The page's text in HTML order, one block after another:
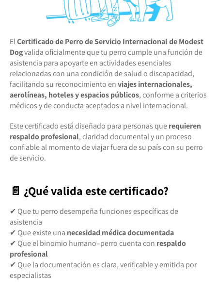
ElCertificado de Perro de Servicio Internacional de Modest
Dogvalida oficialmente que tu perro cumple una función de
asistencia para apoyarte en actividades esenciales
relacionadas con una condición de salud o discapacidad,
facilitando su reconocimiento enviajes internacionales,
aerolíneas, hoteles y espacios públicos, conforme a criterios
médicos y de conducta aceptados a nivel internacional.
Este certificado está diseñado para personas querequieren
respaldo profesional, claridad documental y un proceso
confiable al momento de viajar fuera de su país con su perro
de servicio.
📄 ¿Qué valida este certificado?
✔ Que tu perro desempeña funciones específicas de
asistencia
✔ Que existe una necesidad médica documentada
✔ Que el binomio humano–perro cuenta con respaldo
profesional
✔ Que la documentación es clara, verificable y emitida por
especialistas